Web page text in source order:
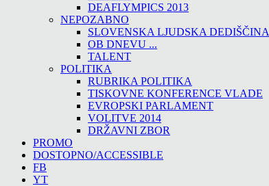
DEAFLYMPICS 2013
NEPOZABNO
SLOVENSKA LJUDSKA DEDIŠČINA
OB DNEVU ...
TALENT
POLITIKA
RUBRIKA POLITIKA
TISKOVNE KONFERENCE VLADE
EVROPSKI PARLAMENT
VOLITVE 2014
DRŽAVNI ZBOR
PROMO
DOSTOPNO/ACCESSIBLE
FB
YT